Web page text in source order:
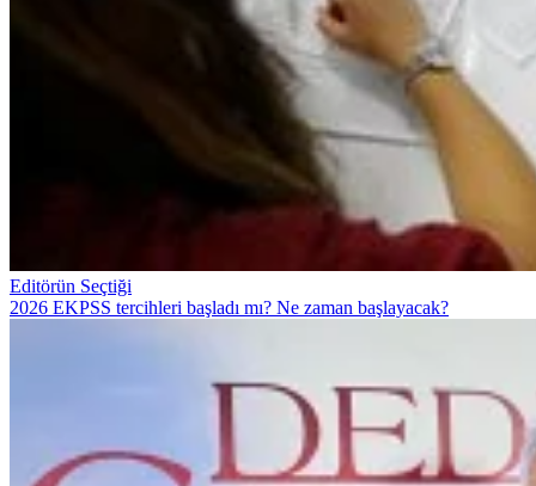
Editörün Seçtiği
2026 EKPSS tercihleri başladı mı? Ne zaman başlayacak?